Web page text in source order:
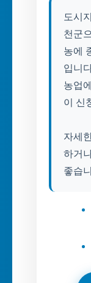
도시
천군
농에
입니
농업
이 신
자세
하거
좋습